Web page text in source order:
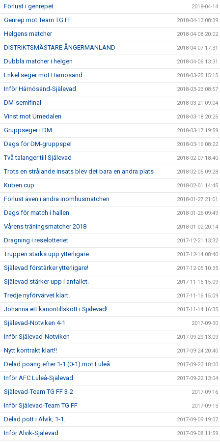
Förlust i genrepet 2018-04-14
Genrep mot Team TG FF 2018-04-13 08:39
Helgens matcher 2018-04-08 20:02
DISTRIKTSMÄSTARE ÅNGERMANLAND 2018-04-07 17:31
Dubbla matcher i helgen 2018-04-06 13:31
Enkel seger mot Härnösand 2018-03-25 15:15
Inför Härnösand-Själevad 2018-03-23 08:57
DM-semifinal 2018-03-21 09:04
Vinst mot Umedalen 2018-03-18 20:25
Gruppseger i DM 2018-03-17 19:59
Dags för DM-gruppspel 2018-03-16 08:22
Två talanger till Själevad 2018-02-07 18:40
Trots en strålande insats blev det bara en andra plats 2018-02-05 09:28
Kuben cup 2018-02-01 14:45
Förlust även i andra inomhusmatchen 2018-01-27 21:01
Dags för match i hallen 2018-01-26 09:49
Vårens träningsmatcher 2018 2018-01-02 20:14
Dragning i reselotteriet 2017-12-21 13:32
Truppen stärks upp ytterligare 2017-12-14 08:40
Själevad förstärker ytterligare! 2017-12-05 10:35
Själevad stärker upp i anfallet. 2017-11-16 15:09
Tredje nyförvärvet klart. 2017-11-16 15:09
Johanna ett kanontillskott i Själevad! 2017-11-14 16:35
Själevad-Notviken 4-1 2017-09-30
Inför Själevad-Notviken 2017-09-29 13:09
Nytt kontrakt klart!! 2017-09-24 20:40
Delad poäng efter 1-1 (0-1) mot Luleå. 2017-09-23 18:00
Inför AFC Luleå-Själevad 2017-09-22 13:04
Själevad-Team TG FF 3-2 2017-09-16
Inför Själevad-Team TG FF 2017-09-15
Delad pott i Alvik, 1-1. 2017-09-09 19:07
Inför Alvik-Själevad 2017-09-08 11:59